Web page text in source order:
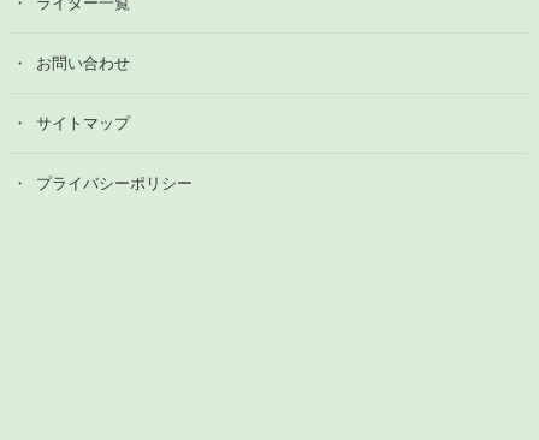
お問い合わせ
サイトマップ
プライバシーポリシー